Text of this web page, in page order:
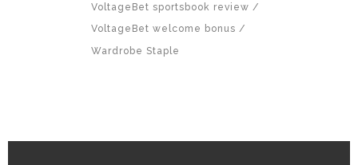
VoltageBet sportsbook review
VoltageBet welcome bonus
Wardrobe Staple